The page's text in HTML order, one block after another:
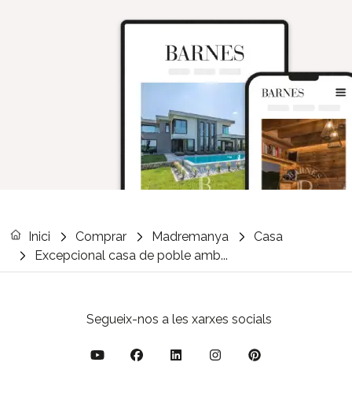
Inici Comprar Madremanya
Casa
Excepcional casa de poble amb...
Segueix-nos a les xarxes socials